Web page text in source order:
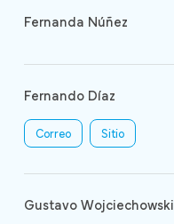
Fernanda Núñez
Fernando Díaz
Correo Sitio
Gustavo Wojciechowski